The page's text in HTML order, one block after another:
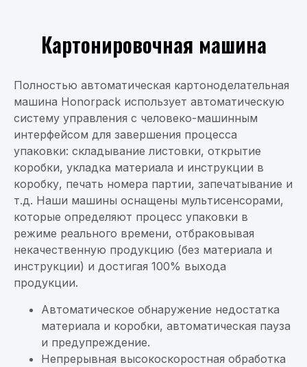
Картонировочная машина
Полностью автоматическая картоноделательная
машина Honorpack использует автоматическую
систему управления с человеко-машинным
интерфейсом для завершения процесса
упаковки: складывание листовки, открытие
коробки, укладка материала и инструкции в
коробку, печать номера партии, запечатывание и
т.д. Наши машины оснащены мультисенсорами,
которые определяют процесс упаковки в
режиме реального времени, отбраковывая
некачественную продукцию (без материала и
инструкции) и достигая 100% выхода
продукции.
Автоматическое обнаружение недостатка
материала и коробки, автоматическая пауза
и предупреждение.
Непрерывная высокоскоростная обработка